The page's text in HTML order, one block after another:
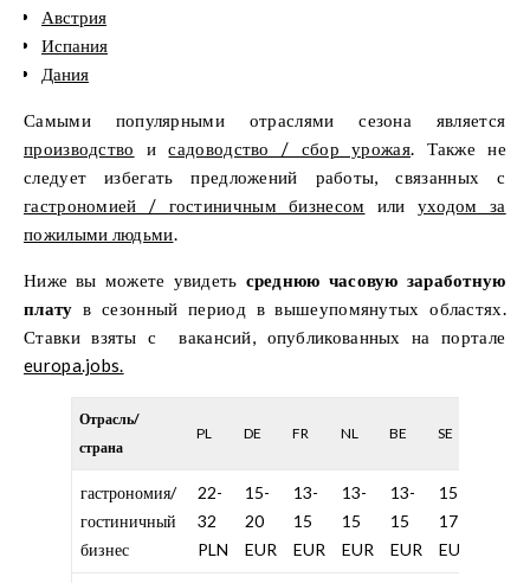
Австрия
Испания
Дания
Самыми популярными отраслями сезона является
производство исадоводство / сбор урожая. Также не
следует избегать предложений работы, связанных с
гастрономией / гостиничным бизнесом или уходом за
пожилыми людьми.
Ниже вы можете увидеть среднюю часовую заработную
плату в сезонный период в вышеупомянутых областях.
Ставки взяты с вакансий, опубликованных на портале
europa.jobs.
Отрасль/
страна
PL DE FR NL BE SE
гастрономия/
гостиничный
бизнес
22-
32
PLN
15-
20
EUR
13-
15
EUR
13-
15
EUR
13-
15
EUR
15-
17
EUR